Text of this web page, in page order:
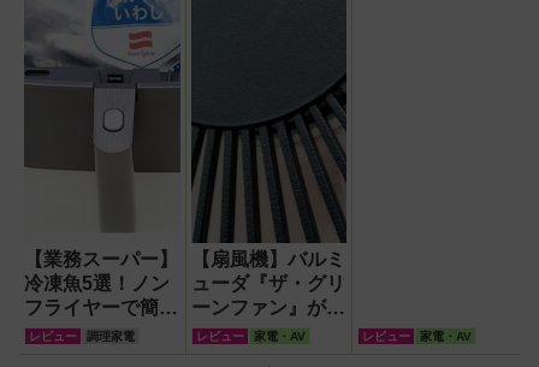
【業務スーパー】
冷凍魚5選！ノン
フライヤーで簡単
手軽に焼き魚を楽
しんでみた
レビュー 調理家電
【扇風機】バルミ
ューダ『ザ・グリ
ーンファン』が再
現する自然の風が
徹底している！
レビュー 家電・AV レビュー 家電・AV